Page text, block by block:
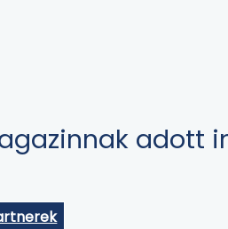
adott